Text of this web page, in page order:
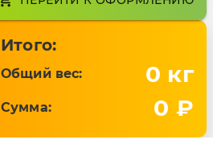
Итого:
Общий вес: 0 кг
Сумма: 0 ₽